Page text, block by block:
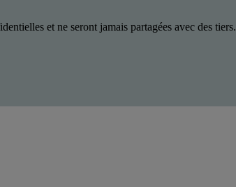
et ne seront jamais partagées avec des tiers.